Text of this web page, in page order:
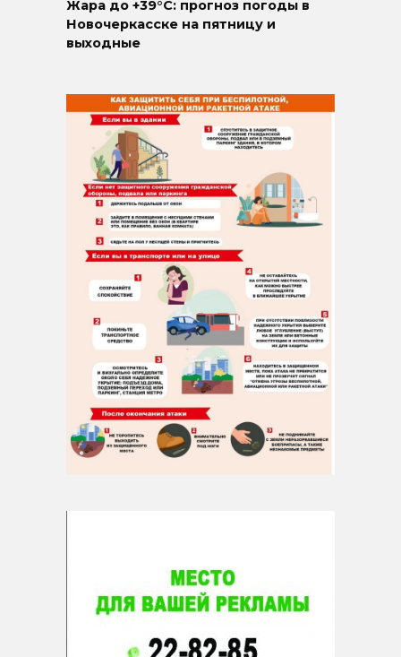
Жара до +39°C: прогноз погоды в
Новочеркасске на пятницу и
выходные